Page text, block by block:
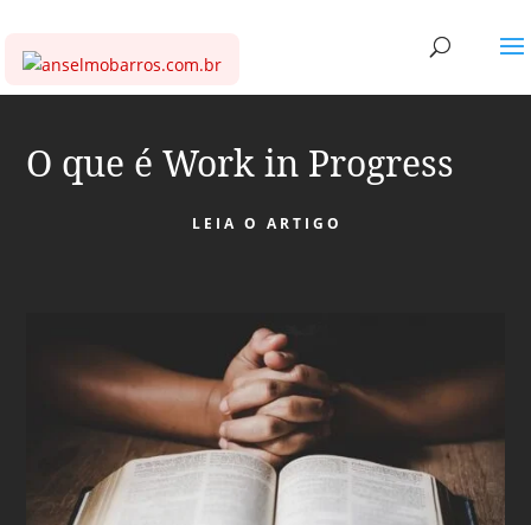
O que é Work in Progress
LEIA O ARTIGO